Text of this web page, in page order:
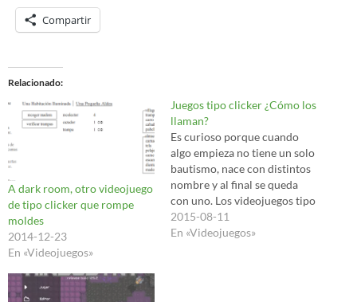
Compartir
Relacionado
A dark room, otro videojuego
de tipo clicker que rompe
moldes
2014-12-23
En «Videojuegos»
Juegos tipo clicker ¿Cómo los
llaman?
Es curioso porque cuando
algo empieza no tiene un solo
bautismo, nace con distintos
nombre y al final se queda
con uno. Los videojuegos tipo
clicker que ya hable por aquí
hace tiempo en:
2015-08-11
En «Videojuegos»